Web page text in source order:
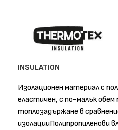
INSULATION
Изолационен материал с
еластичен, с по-малък обем
топлозадържане в
изолацииПолипропиленови